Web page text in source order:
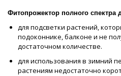
Фитопрожектор полного спектра
для подсветки растений,
подоконнике, балконе и не
достаточном количестве.
для использования в зимний
растениям недостаточно